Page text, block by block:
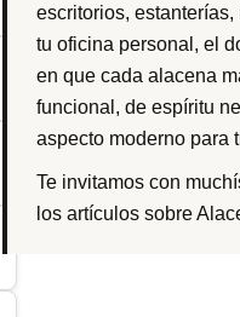
escritorios,
tu oficina personal, el
en que cada alacena
funcional, de espíritu
aspecto moderno para
Te invitamos con
los artículos sobre